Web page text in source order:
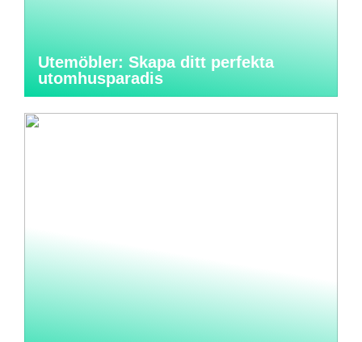
Utemöbler: Skapa ditt perfekta
utomhusparadis